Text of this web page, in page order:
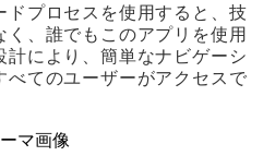
ドプロセスを使用すると、技
く、誰でもこのアプリを使用
計により、簡単なナビゲーシ
べてのユーザーがアクセスで
マ画像